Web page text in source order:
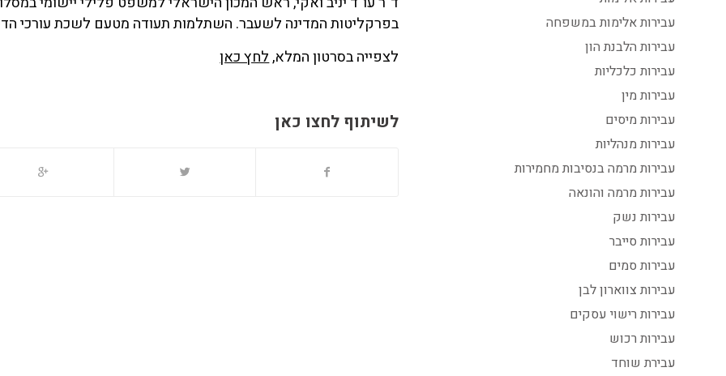
בפרקליטות המדינה לשעבר. השתלמות תעודה מטעם לשכת עורכי
לצפייה בסרטון המלא,לחץ כאן
לשיתוף לחצו כאן
עבירות אלימות במשפחה
עבירות הלבנת הון
עבירות כלכליות
עבירות מין
עבירות מיסים
עבירות מנהליות
עבירות מרמה בנסיבות מחמירות
עבירות מרמה והונאה
עבירות נשק
עבירות סייבר
עבירות סמים
עבירות צווארון לבן
עבירות רישוי עסקים
עבירות רכוש
עבירת שוחד